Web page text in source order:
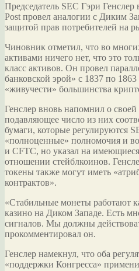
Председатель SEC Гэри
Post провел аналогии с Диким
защитой прав потребителей на
Чиновник отметил, что во
активами ничего нет, что это
класс активов. Он провел
банковской эрой» с 1837 по
«живучести» большинства
Генслер вновь напомнил о
подавляющее число из них
бумаги, которые регулируются
«полноценные» полномочия и
и CFTC, но указал на
отношении стейблкоинов.
токены также могут иметь
контрактов».
«Стабильные монеты работают
казино на Диком Западе. Есть
сигналов. Мы должны
прокомментировал он.
Генслер намекнул, что оба
«поддержки Конгресса»